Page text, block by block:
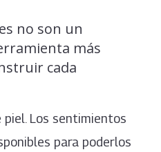
no son un
más
cada
piel. Los sentimientos
para poderlos